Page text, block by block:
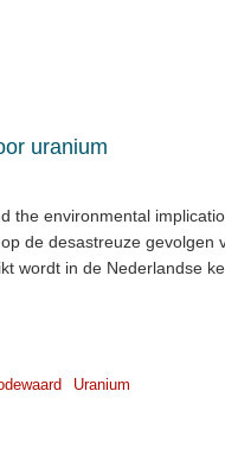
uranium
the environmental
de desastreuze gevolgen
wordt in de Nederlandse
Uranium